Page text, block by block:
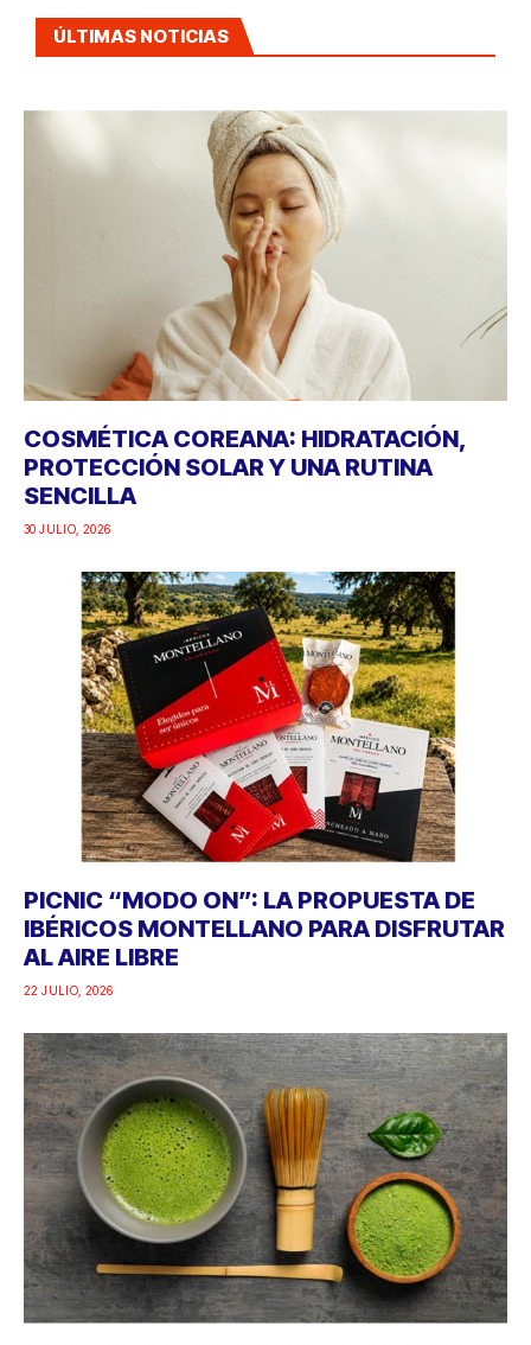
ÚLTIMAS NOTICIAS
COSMÉTICA COREANA: HIDRATACIÓN,
PROTECCIÓN SOLAR Y UNA RUTINA
SENCILLA
30 JULIO, 2026
PICNIC “MODO ON”: LA PROPUESTA DE
IBÉRICOS MONTELLANO PARA DISFRUTAR
AL AIRE LIBRE
22 JULIO, 2026